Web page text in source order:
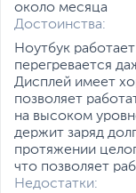
проведенным
бактерий в 24-
Защита
передачу
поверхностями
области
прикасается
корпуса под
Тип аккумулятора
Емкость
Адаптер питания
Интерфейсы
Разъемы
около месяца
Достоинства:
Ноутбук
перегревается
Дисплей имеет
позволяет
на высоком
держит заряд
протяжении
что позволяет
Недостатки: